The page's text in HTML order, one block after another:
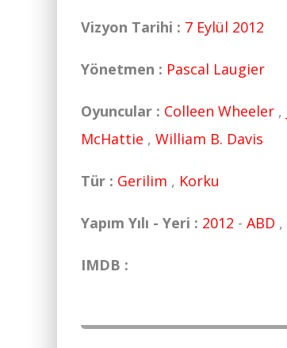
Vizyon Tarihi : 7 Eylül 2012
Yönetmen : Pascal Laugier
Oyuncular : Colleen Wheeler ,
McHattie , William B. Davis
Tür : Gerilim , Korku
Yapım Yılı - Yeri : 2012 - ABD ,
IMDB :